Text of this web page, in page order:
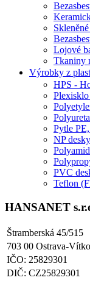
Lojové
Tkaniny
Výrobky z
HPS -
Pytle
NP
PVC
Teflon
HANSANET
Štramberská 45/515
703 00 Ostrava-
IČO: 25829301
DIČ: CZ25829301